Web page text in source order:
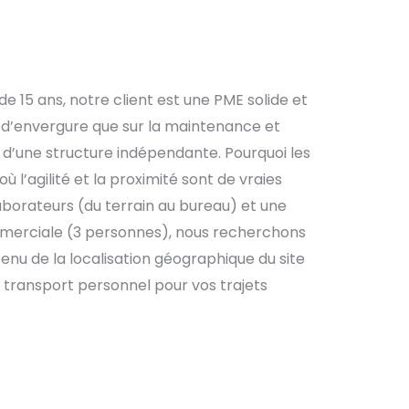
15 ans, notre client est une PME solide et
que sur la maintenance et
structure indépendante. Pourquoi les
l’agilité et la proximité sont de vraies
(du terrain au bureau) et une
(3 personnes), nous recherchons
de la localisation géographique du site
transport personnel pour vos trajets